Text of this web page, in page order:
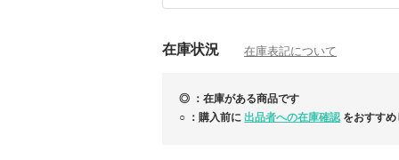
※ご注文頂きました際には、上記のリンク
在庫状況 在庫表記について
◎ ：在庫がある商品です
○ ：購入前に 出品者への在庫確認 をおすす